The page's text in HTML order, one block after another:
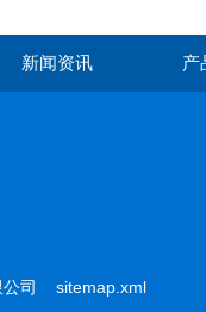
新闻资讯 产
公司 sitemap.xml